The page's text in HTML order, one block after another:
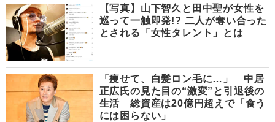
【写真】山下智久と田中聖が女性を
巡って一触即発!? 二人が奪い合った
とされる「女性タレント」とは
「痩せて、白髪ロン毛に…」 中居
正広氏の見た目の“激変”と引退後の
生活 総資産は20億円超えで「食う
には困らない」